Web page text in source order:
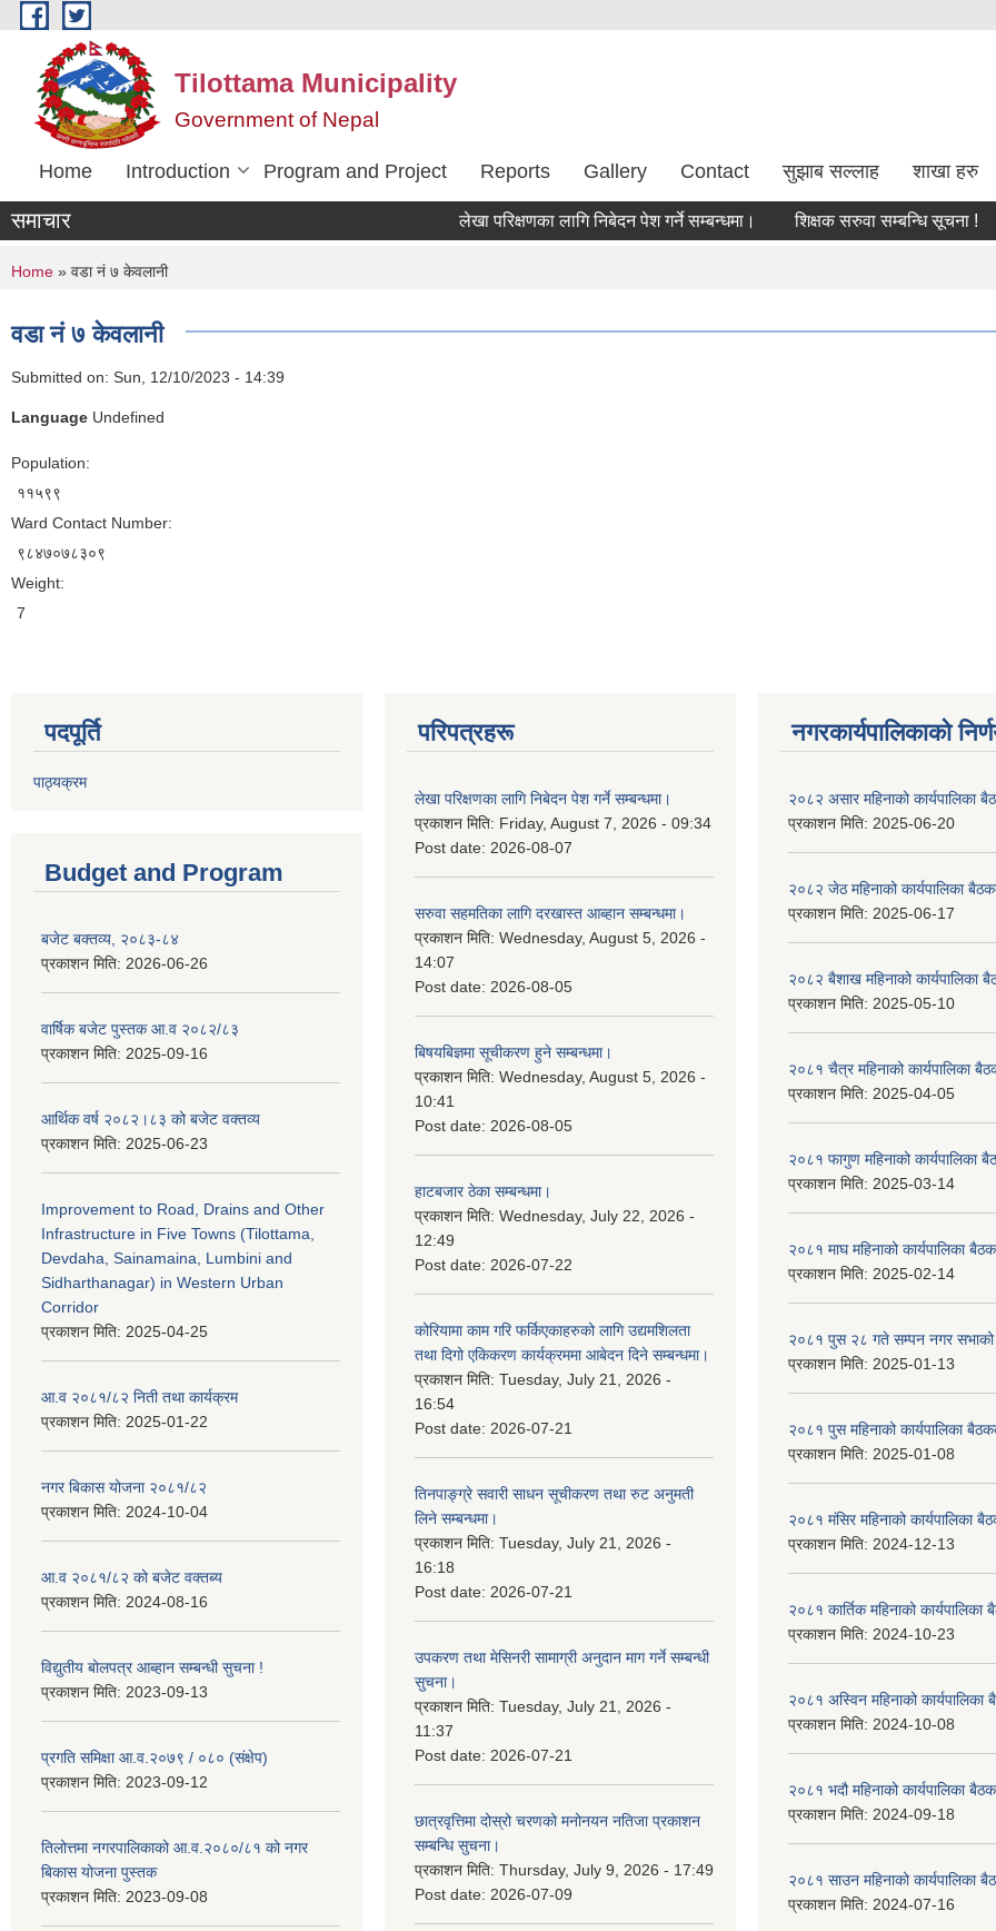
Skip to main content
Tilottama Municipality
Government of Nepal
Home Introduction Program and Project Reports Gallery Contact सुझाब सल्लाह शाखा हरु
समाचार लेखा परिक्षणका लागि निबेदन पेश गर्ने सम्बन्धमा। शिक्षक सरुवा सम्बन्धि सूचना !
You are here
Home » वडा नं ७ केवलानी
वडा नं ७ केवलानी
Submitted on: Sun, 12/10/2023 - 14:39
Language Undefined
Population:
११५९९
Ward Contact Number:
९८४७०७८३०९
Weight:
7
पदपूर्ति
पाठ्यक्रम
Budget and Program
बजेट बक्तव्य, २०८३-८४
प्रकाशन मिति: 2026-06-26
वार्षिक बजेट पुस्तक आ.व २०८२/८३
प्रकाशन मिति: 2025-09-16
आर्थिक वर्ष २०८२।८३ को बजेट वक्तव्य
प्रकाशन मिति: 2025-06-23
Improvement to Road, Drains and Other
Infrastructure in Five Towns (Tilottama,
Devdaha, Sainamaina, Lumbini and
Sidharthanagar) in Western Urban
Corridor
प्रकाशन मिति: 2025-04-25
आ.व २०८१/८२ निती तथा कार्यक्रम
प्रकाशन मिति: 2025-01-22
नगर बिकास योजना २०८१/८२
प्रकाशन मिति: 2024-10-04
आ.व २०८१/८२ को बजेट वक्तब्य
प्रकाशन मिति: 2024-08-16
विद्युतीय बोलपत्र आब्हान सम्बन्धी सुचना !
प्रकाशन मिति: 2023-09-13
प्रगति समिक्षा आ.व.२०७९ / ०८० (संक्षेप)
प्रकाशन मिति: 2023-09-12
तिलोत्तमा नगरपालिकाको आ.व.२०८०/८१ को नगर
बिकास योजना पुस्तक
प्रकाशन मिति: 2023-09-08
परिपत्रहरू
लेखा परिक्षणका लागि निबेदन पेश गर्ने सम्बन्धमा।
प्रकाशन मिति: Friday, August 7, 2026 - 09:34
Post date: 2026-08-07
सरुवा सहमतिका लागि दरखास्त आब्हान सम्बन्धमा।
प्रकाशन मिति: Wednesday, August 5, 2026 -
14:07
Post date: 2026-08-05
बिषयबिज्ञमा सूचीकरण हुने सम्बन्धमा।
प्रकाशन मिति: Wednesday, August 5, 2026 -
10:41
Post date: 2026-08-05
हाटबजार ठेका सम्बन्धमा।
प्रकाशन मिति: Wednesday, July 22, 2026 -
12:49
Post date: 2026-07-22
कोरियामा काम गरि फर्किएकाहरुको लागि उद्यमशिलता
तथा दिगो एकिकरण कार्यक्रममा आबेदन दिने सम्बन्धमा।
प्रकाशन मिति: Tuesday, July 21, 2026 -
16:54
Post date: 2026-07-21
तिनपाङ्ग्रे सवारी साधन सूचीकरण तथा रुट अनुमती
लिने सम्बन्धमा।
प्रकाशन मिति: Tuesday, July 21, 2026 -
16:18
Post date: 2026-07-21
उपकरण तथा मेसिनरी सामाग्री अनुदान माग गर्ने सम्बन्धी
सुचना।
प्रकाशन मिति: Tuesday, July 21, 2026 -
11:37
Post date: 2026-07-21
छात्रवृत्तिमा दोस्रो चरणको मनोनयन नतिजा प्रकाशन
सम्बन्धि सुचना।
प्रकाशन मिति: Thursday, July 9, 2026 - 17:49
Post date: 2026-07-09
नगरकार्यपालिकाकाे
२०८२ असार महिनाको कार्यपालिका
प्रकाशन मिति: 2025-06-20
२०८२ जेठ महिनाको कार्यपालिका
प्रकाशन मिति: 2025-06-17
२०८२ बैशाख महिनाको कार्यपालिका
प्रकाशन मिति: 2025-05-10
२०८१ चैत्र महिनाको कार्यपालिका
प्रकाशन मिति: 2025-04-05
२०८१ फागुण महिनाको कार्यपालिका
प्रकाशन मिति: 2025-03-14
२०८१ माघ महिनाको कार्यपालिका
प्रकाशन मिति: 2025-02-14
२०८१ पुस २८ गते सम्प‍न नगर सभाको
प्रकाशन मिति: 2025-01-13
२०८१ पुस महिनाको कार्यपालिका
प्रकाशन मिति: 2025-01-08
२०८१ मंसिर महिनाको कार्यपालिका
प्रकाशन मिति: 2024-12-13
२०८१ कार्तिक महिनाको कार्यपालिका
प्रकाशन मिति: 2024-10-23
२०८१ अस्विन महिनाको कार्यपालिका
प्रकाशन मिति: 2024-10-08
२०८१ भदौ महिनाको कार्यपालिका
प्रकाशन मिति: 2024-09-18
२०८१ साउन महिनाको कार्यपालिका
प्रकाशन मिति: 2024-07-16